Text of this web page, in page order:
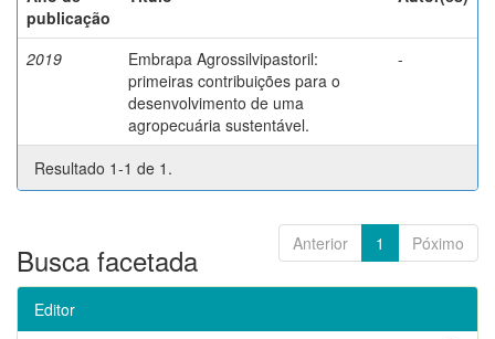
publicação
2019
Embrapa Agrossilvipastoril:
primeiras contribuições para o
desenvolvimento de uma
agropecuária sustentável.
-
Resultado 1-1 de 1.
Anterior 1 Póximo
Busca facetada
Editor